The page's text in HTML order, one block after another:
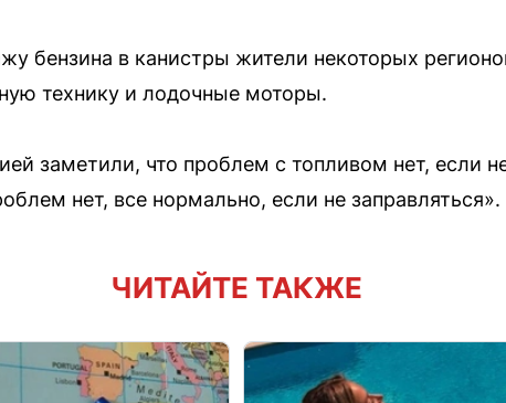
бензина в канистры жители некоторых
технику и лодочные моторы.
заметили, что проблем с топливом нет, если
нет, все нормально, если не заправляться».
ЧИТАЙТЕ ТАКЖЕ